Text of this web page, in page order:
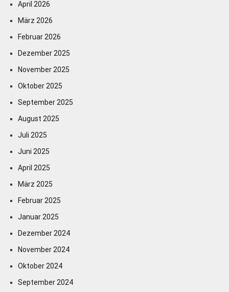
April 2026
März 2026
Februar 2026
Dezember 2025
November 2025
Oktober 2025
September 2025
August 2025
Juli 2025
Juni 2025
April 2025
März 2025
Februar 2025
Januar 2025
Dezember 2024
November 2024
Oktober 2024
September 2024